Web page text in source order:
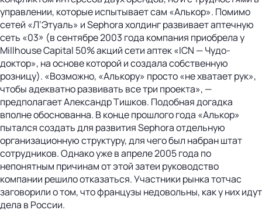
управлении, которые испытывает сам «Алькор». Помимо
сетей «Л’Этуаль» и Sephora холдинг развивает аптечную
сеть «03» (в сентябре 2003 года компания приобрела у
Millhouse Capital 50% акций сети аптек «ICN — Чудо-
доктор», на основе которой и создала собственную
розницу). «Возможно, «Алькору» просто «не хватает рук»,
чтобы адекватно развивать все три проекта», —
предполагает Александр Тишков. Подобная догадка
вполне обоснованна. В конце прошлого года «Алькор»
пытался создать для развития Sephora отдельную
организационную структуру, для чего был набран штат
сотрудников. Однако уже в апреле 2005 года по
непонятным причинам от этой затеи руководство
компании решило отказаться. Участники рынка тотчас
заговорили о том, что французы недовольны, как у них идут
дела в России.